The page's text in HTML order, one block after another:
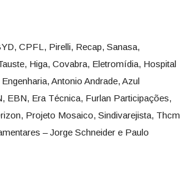
CPFL, Pirelli, Recap, Sanasa,
Higa, Covabra, Eletromídia, Hospital
Antonio Andrade, Azul
EBN, Era Técnica, Furlan Participações,
Projeto Mosaico, Sindivarejista, Thcm
– Jorge Schneider e Paulo